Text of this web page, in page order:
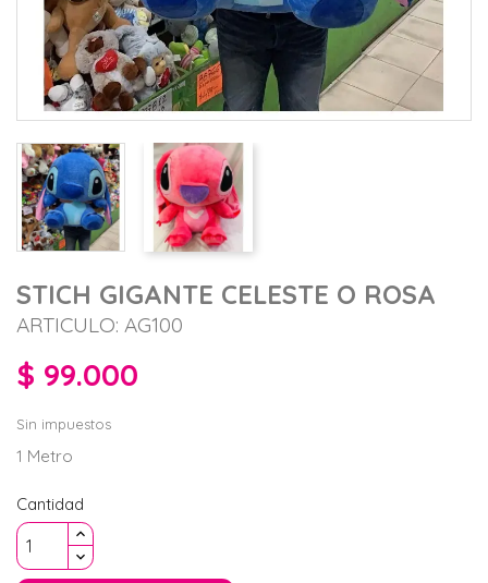
STICH GIGANTE CELESTE O ROSA
ARTICULO: AG100
$ 99.000
Sin impuestos
1 Metro
Cantidad